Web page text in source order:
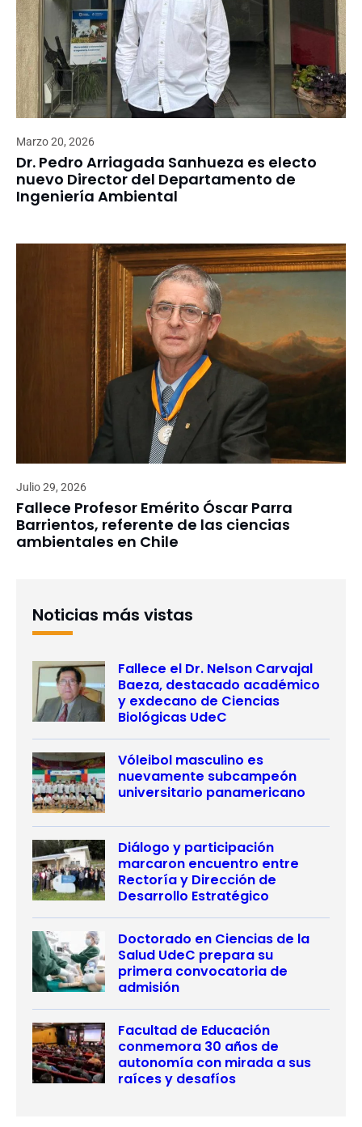
Marzo 20, 2026
Dr. Pedro Arriagada Sanhueza es electo
nuevo Director del Departamento de
Ingeniería Ambiental
Julio 29, 2026
Fallece Profesor Emérito Óscar Parra
Barrientos, referente de las ciencias
ambientales en Chile
Noticias más vistas
Fallece el Dr. Nelson Carvajal
Baeza, destacado académico
y exdecano de Ciencias
Biológicas UdeC
Vóleibol masculino es
nuevamente subcampeón
universitario panamericano
Diálogo y participación
marcaron encuentro entre
Rectoría y Dirección de
Desarrollo Estratégico
Doctorado en Ciencias de la
Salud UdeC prepara su
primera convocatoria de
admisión
Facultad de Educación
conmemora 30 años de
autonomía con mirada a sus
raíces y desafíos